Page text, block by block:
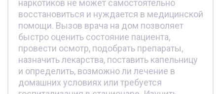
наркотиков не может самостоятельно
восстановиться и нуждается в медицинской
помощи. Вызов врача на дом позволяет
быстро оценить состояние пациента,
провести осмотр, подобрать препараты,
назначить лекарства, поставить капельницу
и определить, возможно ли лечение в
домашних условиях или требуется